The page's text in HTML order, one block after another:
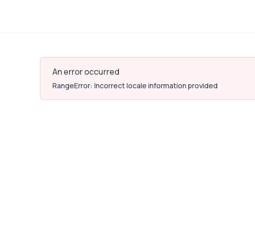
An error occurred
RangeError: Incorrect locale information provided